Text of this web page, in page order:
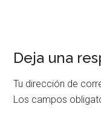
Deja una
Tu dirección de
Los campos